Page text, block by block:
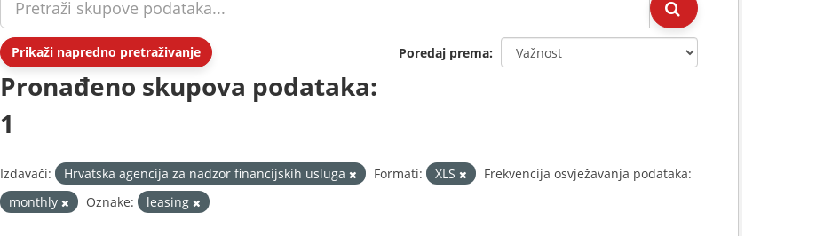
Prikaži napredno pretraživanje Poredaj prema
Pronađeno skupova podataka:
1
Izdavači: Hrvatska agencija za nadzor financijskih usluga Formati: XLS
Frekvencija osvježavanja podataka:
monthly
Oznake: leasing